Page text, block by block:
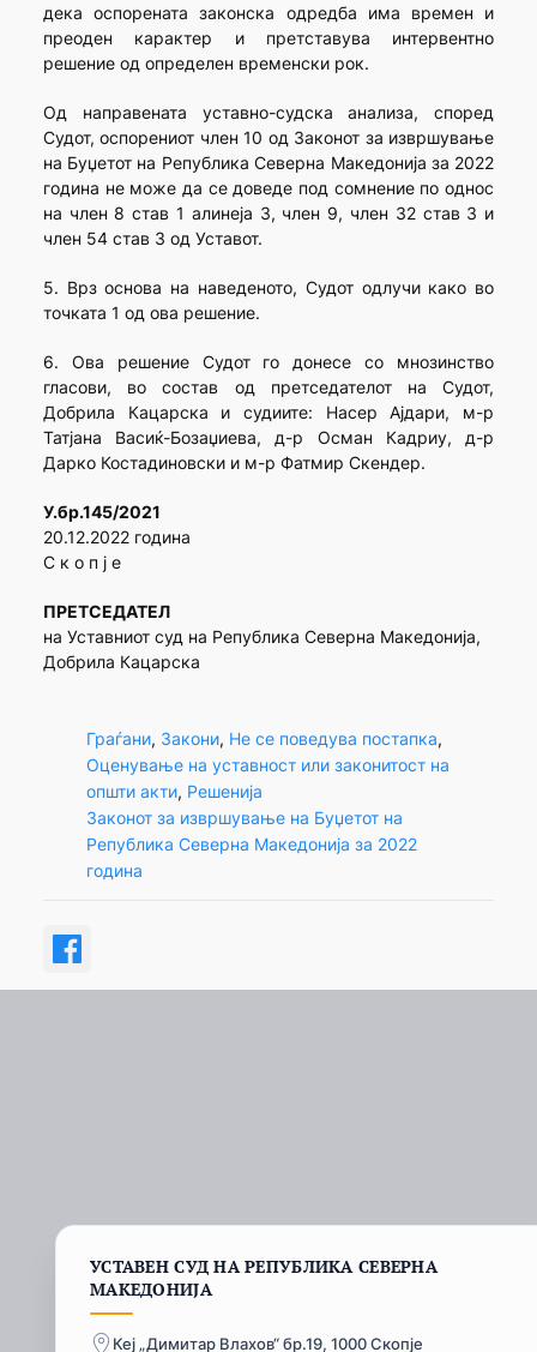
дека оспорената законска одредба има времен и
преоден карактер и претставува интервентно
решение од определен временски рок.
Од направената уставно-судска анализа, според
Судот, оспорениот член 10 од Законот за извршување
на Буџетот на Република Северна Македонија за 2022
година не може да се доведе под сомнение по однос
на член 8 став 1 алинеја 3, член 9, член 32 став 3 и
член 54 став 3 од Уставот.
5. Врз основа на наведеното, Судот одлучи како во
точката 1 од ова решение.
6. Ова решение Судот го донесе со мнозинство
гласови, во состав од претседателот на Судот,
Добрила Кацарска и судиите: Насер Ајдари, м-р
Татјана Васиќ-Бозаџиева, д-р Осман Кадриу, д-р
Дарко Костадиновски и м-р Фатмир Скендер.
У.бр.145/2021
20.12.2022 година
С к о п ј е
ПРЕТСЕДАТЕЛ
на Уставниот суд на Република Северна Македонија,
Добрила Кацарска
Граѓани, Закони, Не се поведува постапка
Оценување на уставност или законитост на
општи акти, Решенија
Законот за извршување на Буџетот на
Република Северна Македонија за 2022
година
УСТАВЕН СУД НА РЕПУБЛИКА СЕВЕРНА
МАКЕДОНИЈА
Кеј „Димитар Влахов“ бр.19, 1000 Скопје